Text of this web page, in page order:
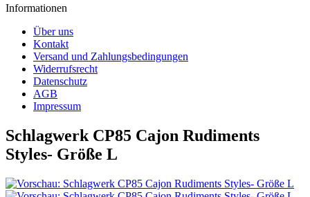
Informationen
Über uns
Kontakt
Versand und Zahlungsbedingungen
Widerrufsrecht
Datenschutz
AGB
Impressum
Schlagwerk CP85 Cajon Rudiments
Styles- Größe L